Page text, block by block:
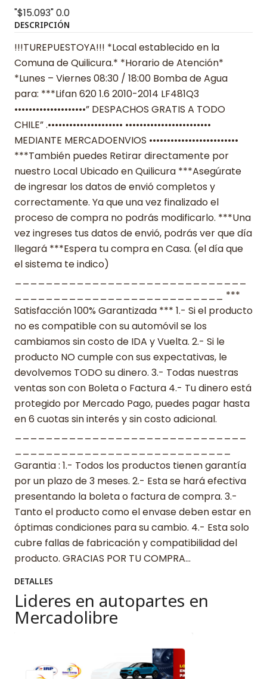
"$15.093"0.0
DESCRIPCIÓN
!!!TUREPUESTOYA!!! *Local establecido en la
Comuna de Quilicura.* *Horario de Atención*
*Lunes – Viernes 08:30 / 18:00 Bomba de Agua
para: ***Lifan 620 1.6 2010-2014 LF481Q3
••••••••••••••••••••” DESPACHOS GRATIS A TODO
CHILE” .••••••••••••••••••••• ••••••••••••••••••••••••
MEDIANTE MERCADOENVIOS •••••••••••••••••••••••••
***También puedes Retirar directamente por
nuestro Local Ubicado en Quilicura ***Asegúrate
de ingresar los datos de envió completos y
correctamente. Ya que una vez finalizado el
proceso de compra no podrás modificarlo. ***Una
vez ingreses tus datos de envió, podrás ver que día
llegará ***Espera tu compra en Casa. (el día que
el sistema te indico)
___________________________ ***
Satisfacción 100% Garantizada *** 1.- Si el producto
no es compatible con su automóvil se los
cambiamos sin costo de IDA y Vuelta. 2.- Si le
producto NO cumple con sus expectativas, le
devolvemos TODO su dinero. 3.- Todas nuestras
ventas son con Boleta o Factura 4.- Tu dinero está
protegido por Mercado Pago, puedes pagar hasta
en 6 cuotas sin interés y sin costo adicional.
Garantia : 1.- Todos los productos tienen garantía
por un plazo de 3 meses. 2.- Esta se hará efectiva
presentando la boleta o factura de compra. 3.-
Tanto el producto como el envase deben estar en
óptimas condiciones para su cambio. 4.- Esta solo
cubre fallas de fabricación y compatibilidad del
producto. GRACIAS POR TU COMPRA…
DETALLES
Lideres en autopartes en
Mercadolibre